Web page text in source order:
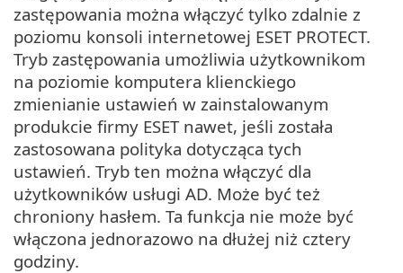
zastępowania można włączyć tylko zdalnie z
poziomu konsoli internetowej ESET PROTECT.
Tryb zastępowania umożliwia użytkownikom
na poziomie komputera klienckiego
zmienianie ustawień w zainstalowanym
produkcie firmy ESET nawet, jeśli została
zastosowana polityka dotycząca tych
ustawień. Tryb ten można włączyć dla
użytkowników usługi AD. Może być też
chroniony hasłem. Ta funkcja nie może być
włączona jednorazowo na dłużej niż cztery
godziny.